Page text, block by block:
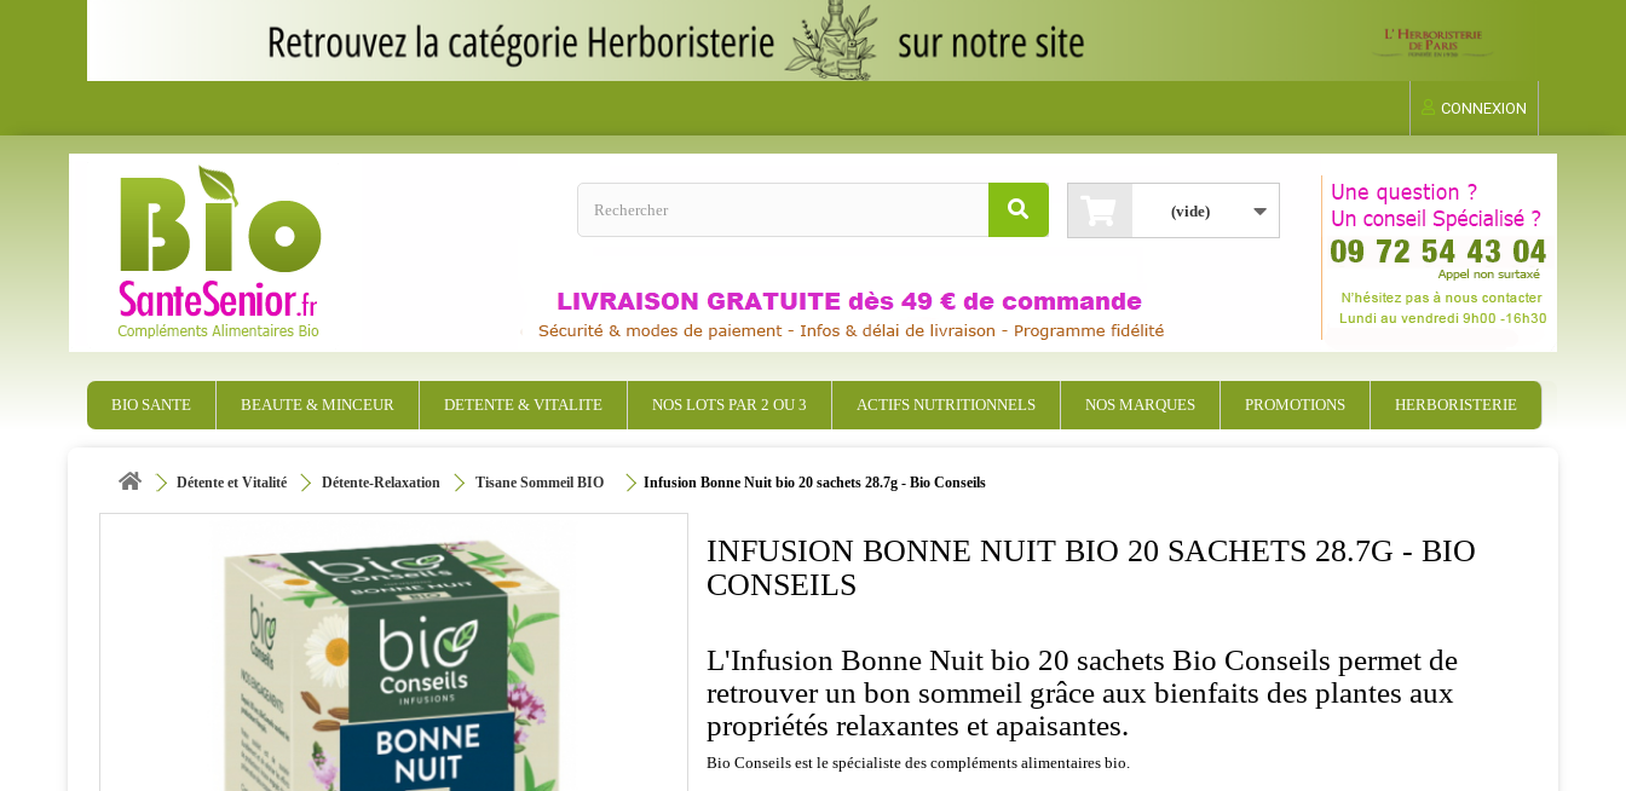
CONNEXION
(vide)
BIO SANTE BEAUTE & MINCEUR DETENTE & VITALITE NOS LOTS PAR 2 OU 3 ACTIFS NUTRITIONNELS NOS MARQUES PROMOTIONS HERBORISTERIE
Détente et Vitalité Détente-Relaxation Tisane Sommeil BIO Infusion Bonne Nuit bio 20 sachets 28.7g - Bio Conseils
INFUSION BONNE NUIT BIO 20 SACHETS 28.7G - BIO
CONSEILS
L'Infusion Bonne Nuit bio 20 sachets Bio Conseils permet de
retrouver un bon sommeil grâce aux bienfaits des plantes aux
propriétés relaxantes et apaisantes.
Bio Conseils est le spécialiste des compléments alimentaires bio.